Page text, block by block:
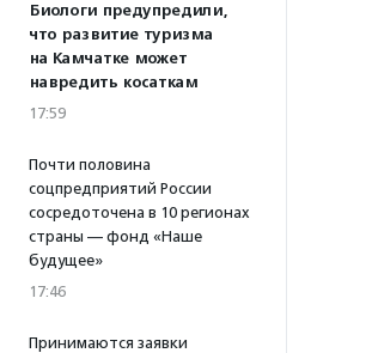
Биологи предупредили,
что развитие туризма
на Камчатке может
навредить косаткам
17:59
Почти половина
соцпредприятий России
сосредоточена в 10 регионах
страны — фонд «Наше
будущее»
17:46
Принимаются заявки